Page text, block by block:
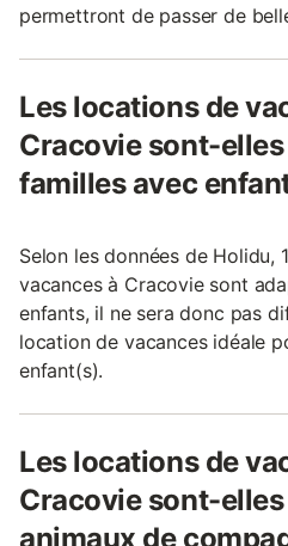
permettront de passer de
Les locations de
Cracovie sont-
familles avec
Selon les données de Holidu,
vacances à Cracovie sont
enfants, il ne sera donc pas
location de vacances idéale
enfant(s).
Les locations de
Cracovie sont-
animaux de